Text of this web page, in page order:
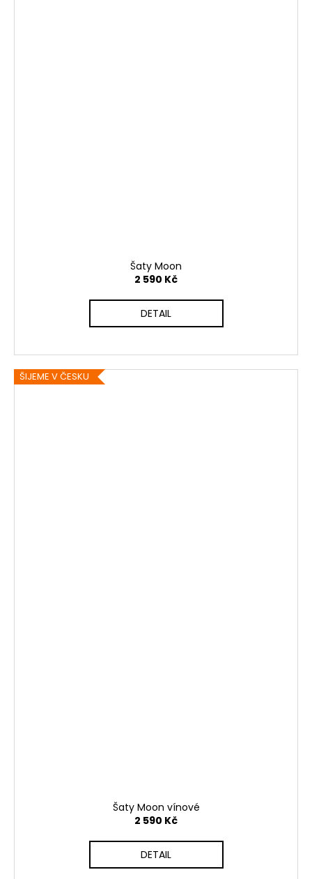
Šaty Moon
2 590 Kč
DETAIL
ŠIJEME V ČESKU
Šaty Moon vínové
2 590 Kč
DETAIL